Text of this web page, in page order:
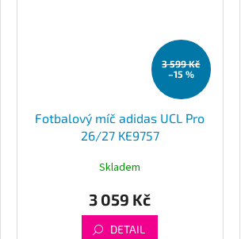
3 599 Kč
–15 %
Fotbalový míč adidas UCL Pro
26/27 KE9757
Skladem
3 059 Kč
DETAIL